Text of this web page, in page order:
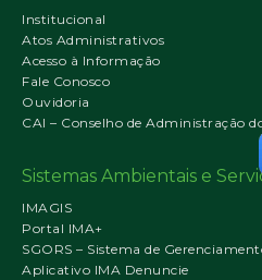
Institucional
Atos Administrativos
Acesso à Informação
Fale Conosco
Ouvidoria
CAI – Conselho de Administração
Sistemas Ambientais e
IMAGIS
Portal IMA+
SGORS – Sistema de
Aplicativo IMA Denuncie